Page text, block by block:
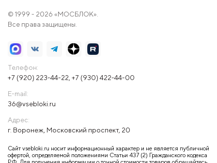
© 1999 - 2026 «МОСБЛОК».
Все права защищены.
Телефон:
+7 (920) 223-44-22 +7 (930) 422-44-00
E-mail:
36@vsebloki.ru
Адрес:
г. Воронеж, Московский проспект, 20
Сайт vsebloki.ru носит информационный характер и не является публичной
офертой, определяемой положениями Статьи 437 (2) Гражданского кодекса